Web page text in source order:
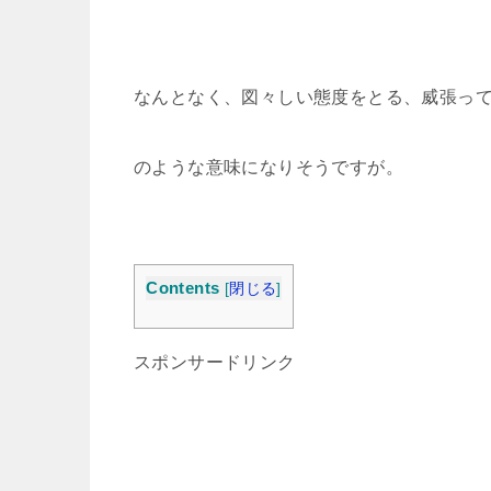
なんとなく、図々しい態度をとる、威張っ
のような意味になりそうですが。
Contents [閉じる]
スポンサードリンク